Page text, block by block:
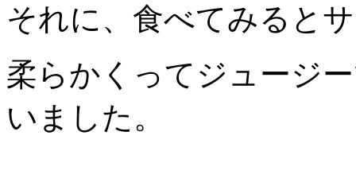
それに、食べてみると
柔らかくってジュージ
いました。